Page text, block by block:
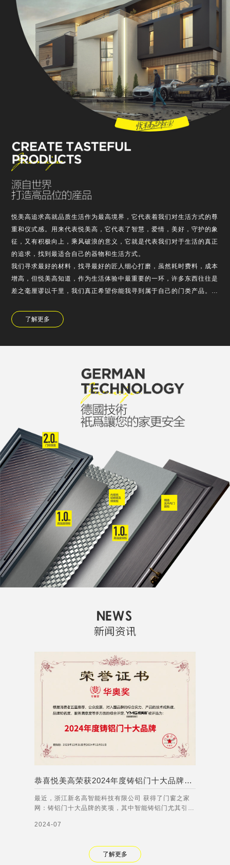
悦美高追求高就品质生活作为最高境界，它代表着我们对生活方式的尊
重和仪式感。用来代表悦美高，它代表了智慧，爱情，美好，守护的象
征，又有积极向上，乘风破浪的意义，它就是代表我们对于生活的真正
的追求，找到最适合自己的器物和生活方式。
我们寻求最好的材料，找寻最好的匠人细心打磨，虽然耗时费料，成本
增高，但悦美高知道，作为生活体验中最重要的一环，许多东西往往是
差之毫厘谬以干里，我们真正希望你能我寻到属于自己的门类产品。
弃外观，它是精老…
了解更多
恭喜悦美高荣获2024年度铸铝门十大品牌称号！
最近，浙江新名高智能科技有限公司 获得了门窗之家
网：铸铝门十大品牌的奖项，其中智能铸铝门尤其引人
现人脸识别、语音交互、远程控制等功能。无论是在家
禁管理的安全性和便利性，满足不同客户的需
2024-07
了解更多